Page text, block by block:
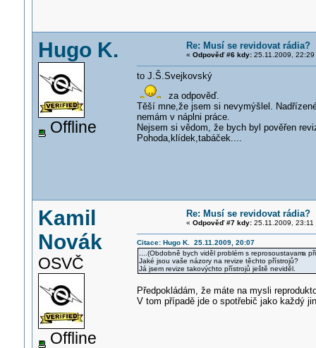
Hugo K.
Offline
Re: Musí se revidovat rádia?
« Odpověď #6 kdy:25.11.2009, 22:29
to J.Š.Svejkovský
za odpověď.
Těší mne,že jsem si nevymýšlel.
nemám v náplni práce.
Nejsem si vědom, že bych byl pověřen
Pohoda,klídek,tabáček....
Kamil
Novák
OSVČ
Offline
Re: Musí se revidovat rádia?
« Odpověď #7 kdy:25.11.2009, 23:11
Citace: Hugo K. 25.11.2009, 20:07
....(Obdobně bych viděl problém s reprosoustavama
Jaké jsou vaše názory na revize těchto přístrojů?
Já jsem revize takovýchto přístrojů ještě neviděl.
Předpokládám, že máte na mysli
V tom případě jde o spotřebič jako každý